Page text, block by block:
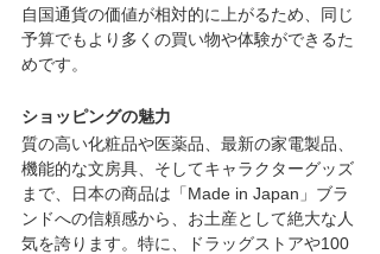
自国通貨の価値が相対的に上がるため、同じ
予算でもより多くの買い物や体験ができるた
めです。
ショッピングの魅力
質の高い化粧品や医薬品、最新の家電製品、
機能的な文房具、そしてキャラクターグッズ
まで、日本の商品は「Made in Japan」ブラ
ンドへの信頼感から、お土産として絶大な人
気を誇ります。特に、ドラッグストアや100